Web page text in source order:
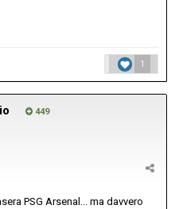
1
449
PSG Arsenal... ma davvero